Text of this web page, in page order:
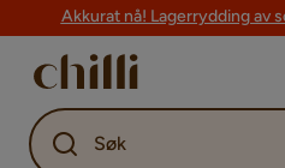
Akkurat nå! Lagerrydding av
Søk